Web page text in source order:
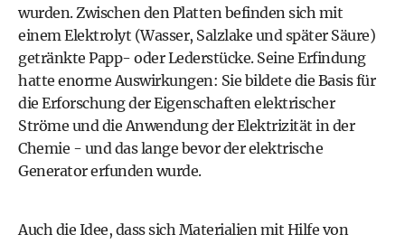
wurden. Zwischen den Platten befinden sich mit
einem Elektrolyt (Wasser, Salzlake und später Säure)
getränkte Papp- oder Lederstücke. Seine Erfindung
hatte enorme Auswirkungen: Sie bildete die Basis für
die Erforschung der Eigenschaften elektrischer
Ströme und die Anwendung der Elektrizität in der
Chemie - und das lange bevor der elektrische
Generator erfunden wurde.
Auch die Idee, dass sich Materialien mit Hilfe von